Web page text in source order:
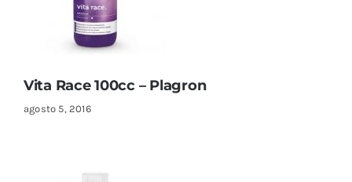
¡Compra ahora!
KITs & PACKs
Vita Race 100cc – Plagron
agosto 5, 2016